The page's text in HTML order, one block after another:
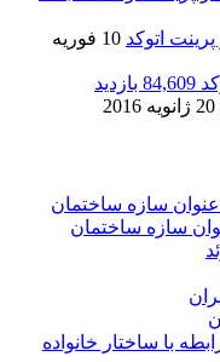
اتوکد
10 فوریه
84,609 بازدید
20 ژانویه 2016
سازه ساختمان